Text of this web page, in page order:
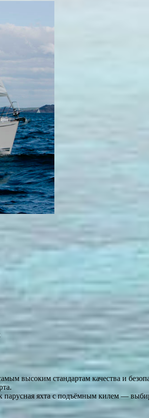
высоким стандартам качества и
яхта с подъёмным килем —